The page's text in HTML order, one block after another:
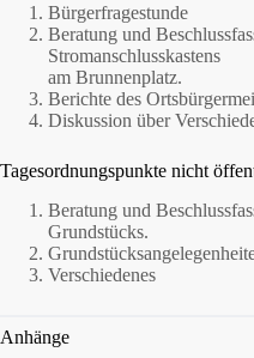
Bürgerfragestunde
Beratung und
Stromanschlusskastens
am Brunnenplatz.
Berichte des
Diskussion über
Tagesordnungspunkte nicht
Beratung und
Grundstücks.
Verschiedenes
Anhänge